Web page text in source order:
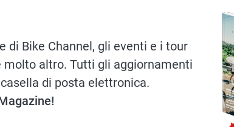
di Bike Channel, gli eventi e i tour
molto altro. Tutti gli aggiornamenti
di posta elettronica.